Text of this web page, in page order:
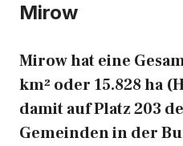
Mirow
Mirow hat eine
km² oder 15.828 ha
damit auf Platz 203
Gemeinden in der